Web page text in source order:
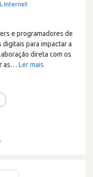
Internet
e programadores de
para impactar a
direta com os
as… Ler mais